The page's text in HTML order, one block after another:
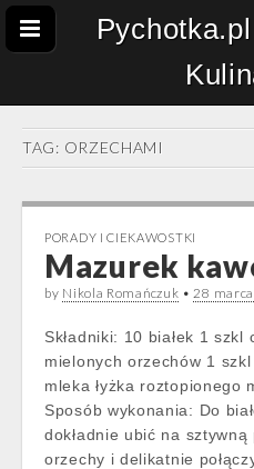
TAG: ORZECHAMI
PORADY I CIEKAWOSTKI
Mazurek
by Nikola Romańczuk •28
Składniki: 10 białek 1
mielonych orzechów 1
mleka łyżka roztopionego
Sposób wykonania: Do
dokładnie ubić na
orzechy i delikatnie